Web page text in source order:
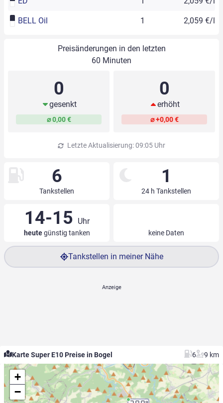
BELL Oil 1 2,059 €/l
Preisänderungen in den letzten
60 Minuten
0
gesenkt
⌀ 0,00 €
0
erhöht
⌀ +0,00 €
Letzte Aktualisierung: 09:05 Uhr
6
Tankstellen
1
24 h Tankstellen
14-15 Uhr
heutegünstig tanken keine Daten
Tankstellen in meiner Nähe
Karte Super E10 Preise in Bogel 6 9 km
+
−